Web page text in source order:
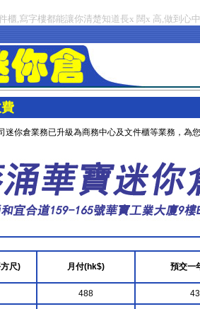
,寫字樓都能讓你清楚知道長x 闊x 高,做到
迷你倉業務已升級為商務中心及文件櫃等業務，為
尺) 月付(hk$) 預交一
488